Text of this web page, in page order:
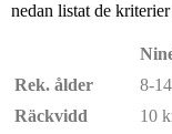
nedan listat de
Rek. ålder
8-
Räckvidd
10